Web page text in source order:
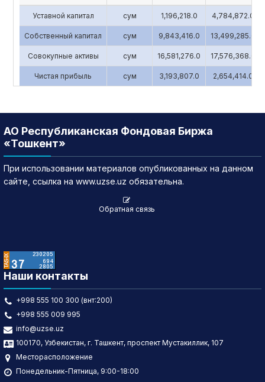
Уставной капитал сум 1,196,218.0 4,784,872.0
Собственный капитал сум 9,843,416.0 13,499,285.0
Совокупные активы сум 16,581,276.0 17,576,368.0
Чистая прибыль сум 3,193,807.0 2,654,414.0
АО Республиканская Фондовая Биржа
«Тошкент»
При использовании материалов опубликованных на данном
сайте, ссылка на www.uzse.uz обязательна.
Обратная связь
Наши контакты
+998 555 100 300 (внт:200)
+998 555 009 995
info@uzse.uz
100170, Узбекистан, г. Ташкент, проспект Мустакиллик, 107
Месторасположение
Понедельник-Пятница, 9:00-18:00